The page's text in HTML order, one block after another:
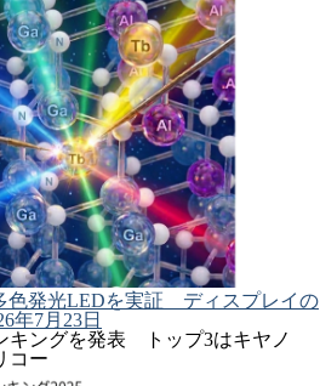
色発光LEDを実証 ディスプレイの
年7月23日
キングを発表 トップ3はキヤノ
コー